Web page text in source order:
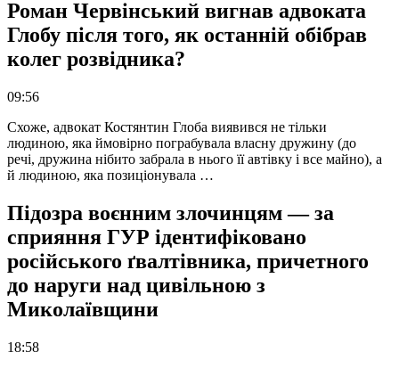
Роман Червінський вигнав адвоката
Глобу після того, як останній обібрав
колег розвідника?
09:56
Схоже, адвокат Костянтин Глоба виявився не тільки
людиною, яка ймовірно пограбувала власну дружину (до
речі, дружина нібито забрала в нього її автівку і все майно), а
й людиною, яка позиціонувала …
Підозра воєнним злочинцям — за
сприяння ГУР ідентифіковано
російського ґвалтівника, причетного
до наруги над цивільною з
Миколаївщини
18:58